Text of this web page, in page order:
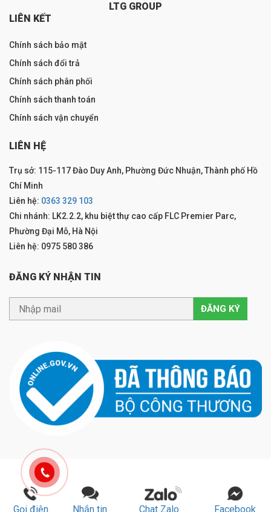
LTG GROUP
LIÊN KẾT
Chính sách bảo mật
Chính sách đổi trả
Chính sách phân phối
Chính sách thanh toán
Chính sách vận chuyển
LIÊN HỆ
Trụ sở: 115-117 Đào Duy Anh, Phường Đức Nhuận, Thành phố Hồ
Chí Minh
Liên hệ: 0363 329 103
Chi nhánh: LK2.2.2, khu biệt thự cao cấp FLC Premier Parc,
Phường Đại Mỗ, Hà Nội
Liên hệ: 0975 580 386
ĐĂNG KÝ NHẬN TIN
Gọi điện Nhắn tin Chat Zalo Facebook